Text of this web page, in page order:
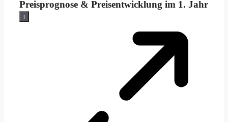
Preisprognose & Preisentwicklung im 1. Jahr
i